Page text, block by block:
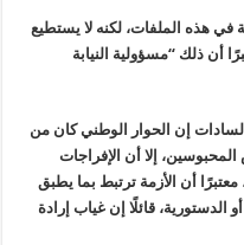
في هذه الملفات، لكنه لا يستطيع
أن ذلك “مسؤولية النيابة
إن الحوار الوطني كان من
إلا أن الإفراجات
أن الأزمة ترتبط بما يطبق
الدستورية، قائلًا إن غياب إرادة